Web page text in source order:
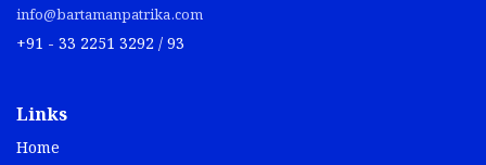
info@bartamanpatrika.com
+91 - 33 2251 3292 / 93
Links
Home